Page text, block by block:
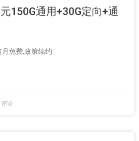
150G通用+30G定向+通
免费,政策续约
论